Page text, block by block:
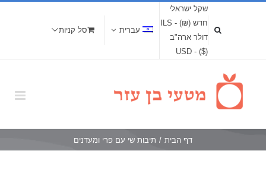
שקל ישראלי
חדש (₪) - ILS
דולר ארה"ב
($) - USD
עברית סל קניות
דף הבית / תיבות שי עם פרי ומעדנים